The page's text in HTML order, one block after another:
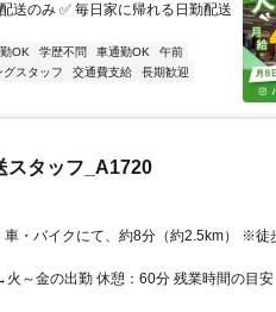
送のみ ✅ 毎日家に帰れる日勤配送
OK 学歴不問 車通勤OK
午前
グスタッフ 交通費支給
長期歓迎
スタッフ_A1720
・バイクにて、約8分（約2.5km） ※徒
～金の出勤 休憩：60分 残業時間の目安